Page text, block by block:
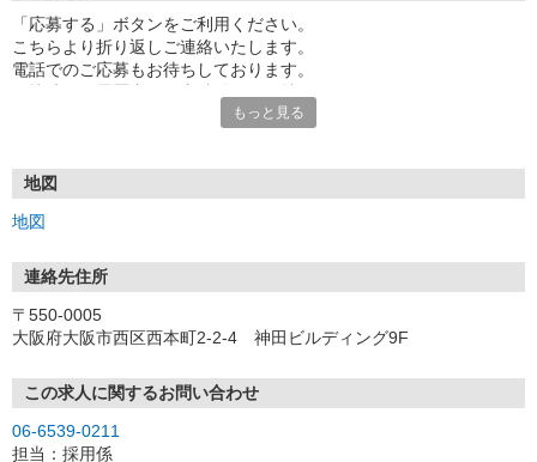
「応募する」ボタンをご利用ください。
こちらより折り返しご連絡いたします。
電話でのご応募もお待ちしております。
★面接はオンラインでも現地面接でもOK
ご応募（電話・WEBどちらでもOK）
面接日程調整
面接(１回)・適性検査（テストではございません）
↓
採用決定
★面接から約3日間（営業日起算）で合否のご連絡をいたします。
※ご質問、ご相談もお気軽にください。
※入社時期も相談可能です。
※ハローワークでお仕事お探しの方も対象です。
もっと見る
地図
地図
連絡先住所
〒550-0005
大阪府大阪市西区西本町2-2-4 神田ビルディング9F
この求人に関するお問い合わせ
06-6539-0211
担当：採用係